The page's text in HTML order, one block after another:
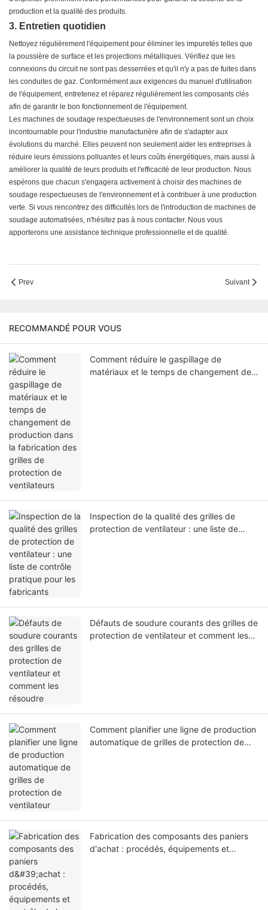
production et la qualité des produits.
3. Entretien quotidien
Nettoyez régulièrement l'équipement pour éliminer les impuretés telles que
la poussière de surface et les projections métalliques. Vérifiez que les
connexions du circuit ne sont pas desserrées et qu'il n'y a pas de fuites dans
les conduites de gaz. Conformément aux exigences du manuel d'utilisation
de l'équipement, entretenez et réparez régulièrement les composants clés
afin de garantir le bon fonctionnement de l'équipement.
Les machines de soudage respectueuses de l'environnement sont un choix
incontournable pour l'industrie manufacturière afin de s'adapter aux
évolutions du marché. Elles peuvent non seulement aider les entreprises à
réduire leurs émissions polluantes et leurs coûts énergétiques, mais aussi à
améliorer la qualité de leurs produits et l'efficacité de leur production. Nous
espérons que chacun s'engagera activement à choisir des machines de
soudage respectueuses de l'environnement et à contribuer à une production
verte. Si vous rencontrez des difficultés lors de l'introduction de machines de
soudage automatisées, n'hésitez pas à nous contacter. Nous vous
apporterons une assistance technique professionnelle et de qualité.
Prev Suivant
RECOMMANDÉ POUR VOUS
Comment réduire le gaspillage de
matériaux et le temps de changement de
Inspection de la qualité des grilles de
protection de ventilateur : une liste de
Défauts de soudure courants des grilles de
protection de ventilateur et comment les
Comment planifier une ligne de production
automatique de grilles de protection de
Fabrication des composants des paniers
d'achat : procédés, équipements et